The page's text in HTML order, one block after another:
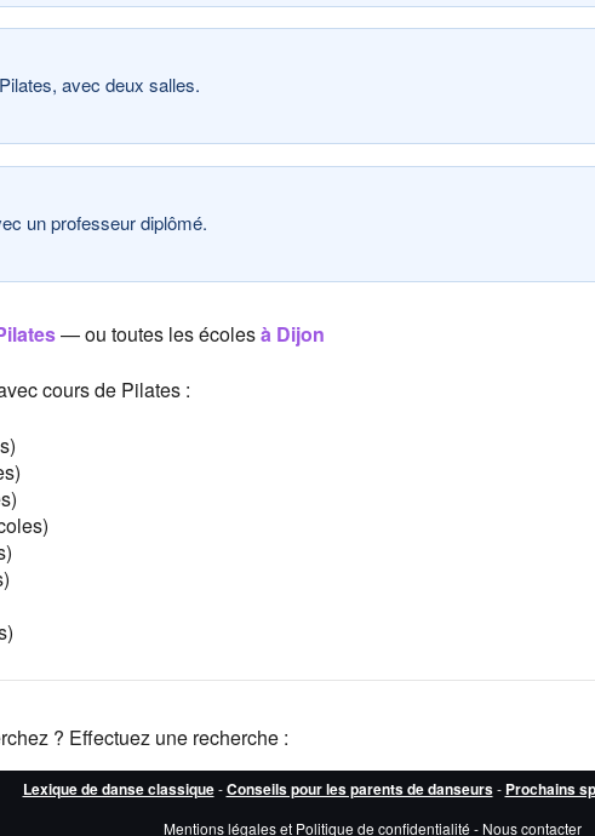
avec deux salles.
un professeur diplômé.
— ou toutes les écolesà Dijon
cours de Pilates :
? Effectuez une recherche :
Lexique de danse classique-Conseils pour les parents de danseurs- Prochains
Mentions légales et Politique de confidentialité - Nous contacter